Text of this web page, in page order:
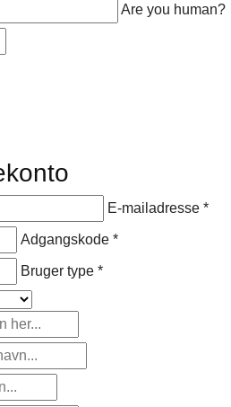
Are you human?
E-mailadresse *
Adgangskode *Påkrævet
Bruger type *